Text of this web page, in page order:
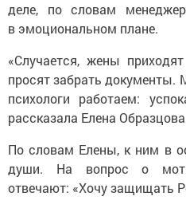
деле, по словам
в эмоциональном плане.
«Случается, жены
просят забрать документы.
психологи работаем:
рассказала Елена
По словам Елены, к ним в
души. На вопрос о
отвечают: «Хочу защищать